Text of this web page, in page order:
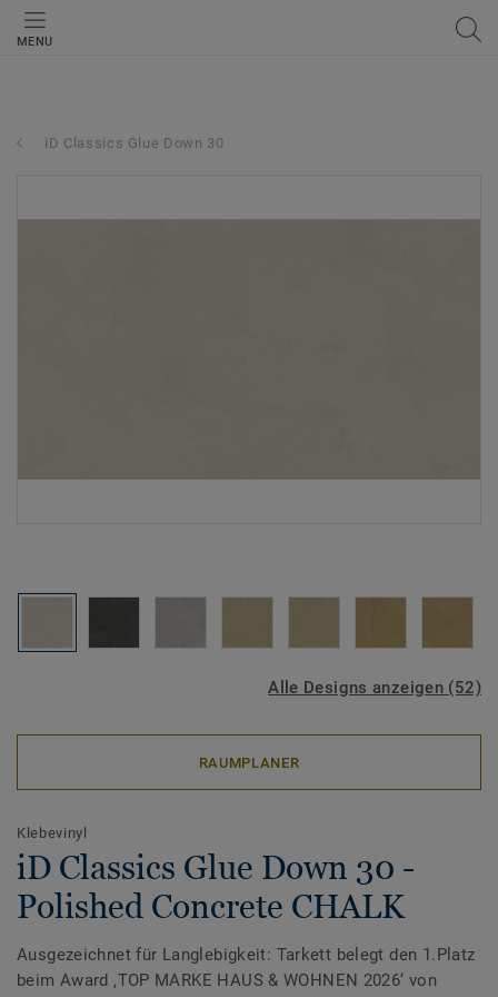
MENU
iD Classics Glue Down 30
Alle Designs anzeigen (52)
RAUMPLANER
Klebevinyl
iD Classics Glue Down 30 -
Polished Concrete CHALK
Ausgezeichnet für Langlebigkeit: Tarkett belegt den 1.Platz
beim Award ‚TOP MARKE HAUS & WOHNEN 2026‘ von